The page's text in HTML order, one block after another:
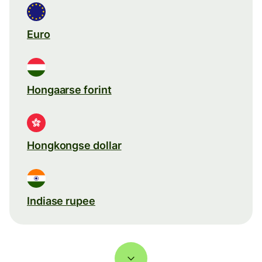
Euro
Hongaarse forint
Hongkongse dollar
Indiase rupee